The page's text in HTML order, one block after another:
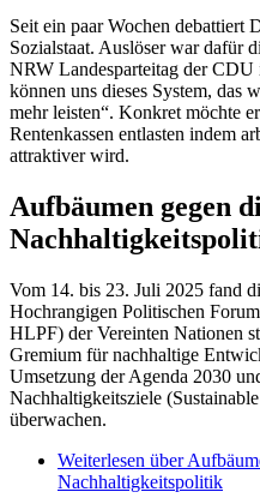
Seit ein paar Wochen debattiert
Sozialstaat. Auslöser war dafür
NRW Landesparteitag der
können uns dieses System, das
mehr leisten“. Konkret möchte
Rentenkassen entlasten indem
attraktiver wird.
Aufbäumen gegen
Vom 14. bis 23. Juli 2025 fand
Hochrangigen Politischen
HLPF) der Vereinten Nationen
Gremium für nachhaltige
Umsetzung der Agenda 2030
Nachhaltigkeitsziele
überwachen.
Weiterlesen über
Nachhaltigkeitspolitik